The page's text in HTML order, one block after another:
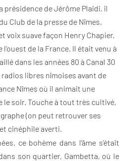
présidence de Jérôme Plaidi, il
Club de la presse de Nîmes.
voix suave façon Henry Chapier,
de la France. Il était venu à
dans les années 80 à Canal 30
libres nîmoises avant de
Nîmes où il animait une
soir. Touche à tout très cultivé,
(on peut retrouver ses
cinéphile averti.
ce bohème dans l’âme s’était
son quartier, Gambetta, où le